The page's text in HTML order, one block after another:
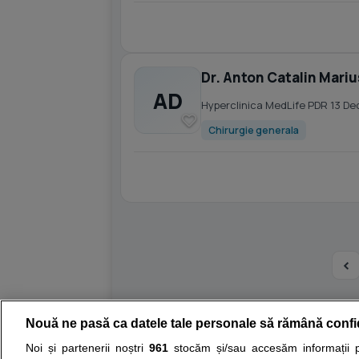
AD
Dr. Anton Catalin
Hyperclinica MedLife PDR 13
Chirurgie generala
Resurse: Autoevaluare simptome
Nouă ne pasă ca datele tale personale să rămână
Noi și partenerii noștri 961stocăm și/sau accesăm informații